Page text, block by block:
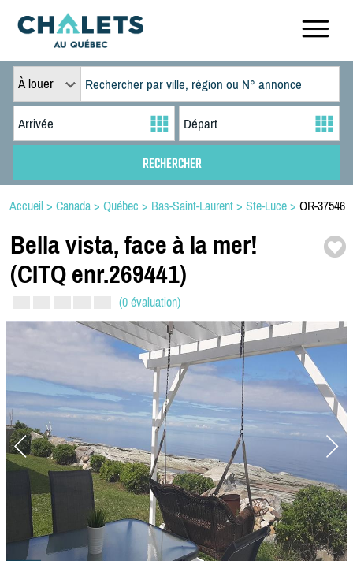
À louer
Accueil > Canada > Québec > Bas-Saint-Laurent > Ste-Luce > OR-37546
Bella vista, face à la mer!
(CITQ enr.269441)
(0 évaluation)